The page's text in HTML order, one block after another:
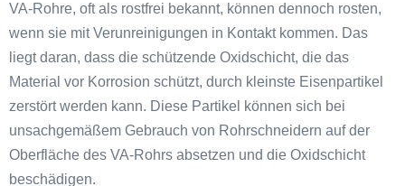
VA-Rohre, oft als rostfrei bekannt, können dennoch rosten,
wenn sie mit Verunreinigungen in Kontakt kommen. Das
liegt daran, dass die schützende Oxidschicht, die das
Material vor Korrosion schützt, durch kleinste Eisenpartikel
zerstört werden kann. Diese Partikel können sich bei
unsachgemäßem Gebrauch von Rohrschneidern auf der
Oberfläche des VA-Rohrs absetzen und die Oxidschicht
beschädigen.